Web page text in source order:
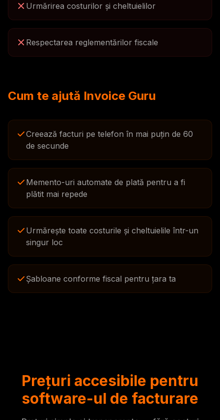
Urmărirea costurilor și cheltuielilor
Respectarea reglementărilor fiscale
Cum te ajută Invoice Guru
Creează facturi pe telefon în mai puțin de 60
de secunde
Memento-uri automate de plată pentru a fi
plătit mai repede
Urmărește toate costurile și cheltuielile într-un
singur loc
Șabloane conforme fiscal pentru țara ta
Prețuri accesibile pentru
software-ul de facturare